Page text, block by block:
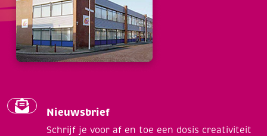
Nieuwsbrief
Schrijf je voor af en toe een dosis creativiteit